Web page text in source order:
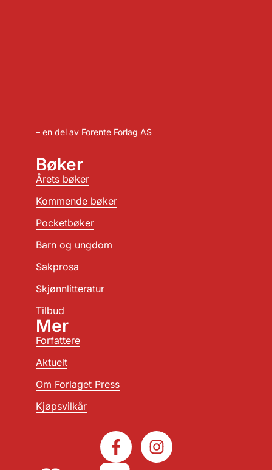
– en del av Forente Forlag AS
Bøker
Årets bøker
Kommende bøker
Pocketbøker
Barn og ungdom
Sakprosa
Skjønnlitteratur
Tilbud
Mer
Forfattere
Aktuelt
Om Forlaget Press
Kjøpsvilkår